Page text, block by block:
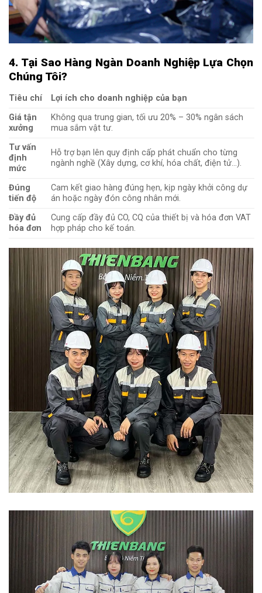
4. Tại Sao Hàng Ngàn Doanh Nghiệp Lựa Chọn
Chúng Tôi?
Tiêu chí
Lợi ích cho doanh nghiệp của bạn
Giá tận
xưởng
Không qua trung gian, tối ưu 20% – 30% ngân sách
mua sắm vật tư.
Tư vấn
định
mức
Hỗ trợ bạn lên quy định cấp phát chuẩn cho từng
ngành nghề (Xây dựng, cơ khí, hóa chất, điện tử…).
Đúng
tiến độ
Cam kết giao hàng đúng hẹn, kịp ngày khởi công dự
án hoặc ngày đón công nhân mới.
Đầy đủ
hóa đơn
Cung cấp đầy đủ CO, CQ của thiết bị và hóa đơn VAT
hợp pháp cho kế toán.